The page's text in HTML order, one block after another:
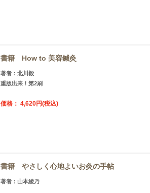
書籍 How to 美容鍼灸
著者：北川毅
重版出来！第2刷
価格： 4,620円(税込)
書籍 やさしく心地よいお灸の手帖
著者：山本綾乃